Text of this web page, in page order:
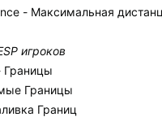
- Максимальная
игроков
Границы
Границы
Границ